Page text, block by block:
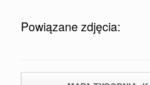
Powiązane zdjęcia: